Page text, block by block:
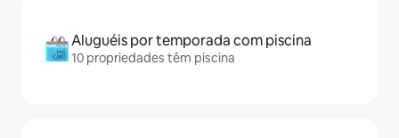
Aluguéis por temporada com piscina
10 propriedades têm piscina